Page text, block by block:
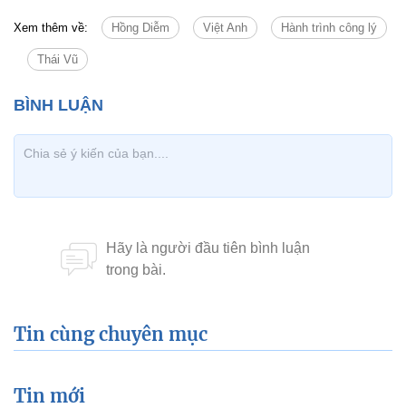
Xem thêm về: Hồng Diễm Việt Anh Hành trình công lý
Thái Vũ
Tin cùng chuyên mục
Tin mới